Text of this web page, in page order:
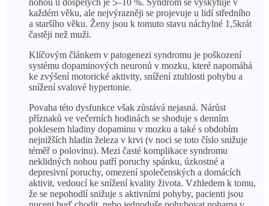
každém věku, ale nejvýrazněji se projevuje u lidí středního
a staršího věku. Ženy jsou k tomuto stavu náchylné 1,5krát
častěji než muži.
Klíčovým článkem v patogenezi syndromu je poškození
systému dopaminových neuronů v mozku, které napomáhá
ke zvýšení motorické aktivity, snížení ztuhlosti pohybu a
snížení svalové hypertonie.
Povaha této dysfunkce však zůstává nejasná. Nárůst
příznaků ve večerních hodinách se shoduje s denním
poklesem hladiny dopaminu v mozku a také s obdobím
nejnižších hladin železa v krvi (v noci se toto číslo snižuje
téměř o polovinu). Mezi časté komplikace syndromu
neklidných nohou patří poruchy spánku, úzkostné a
depresivní poruchy, omezení společenských a domácích
aktivit, vedoucí ke snížení kvality života. Vzhledem k tomu,
že se nepohodlí snižuje s aktivními pohyby, pacienti jsou